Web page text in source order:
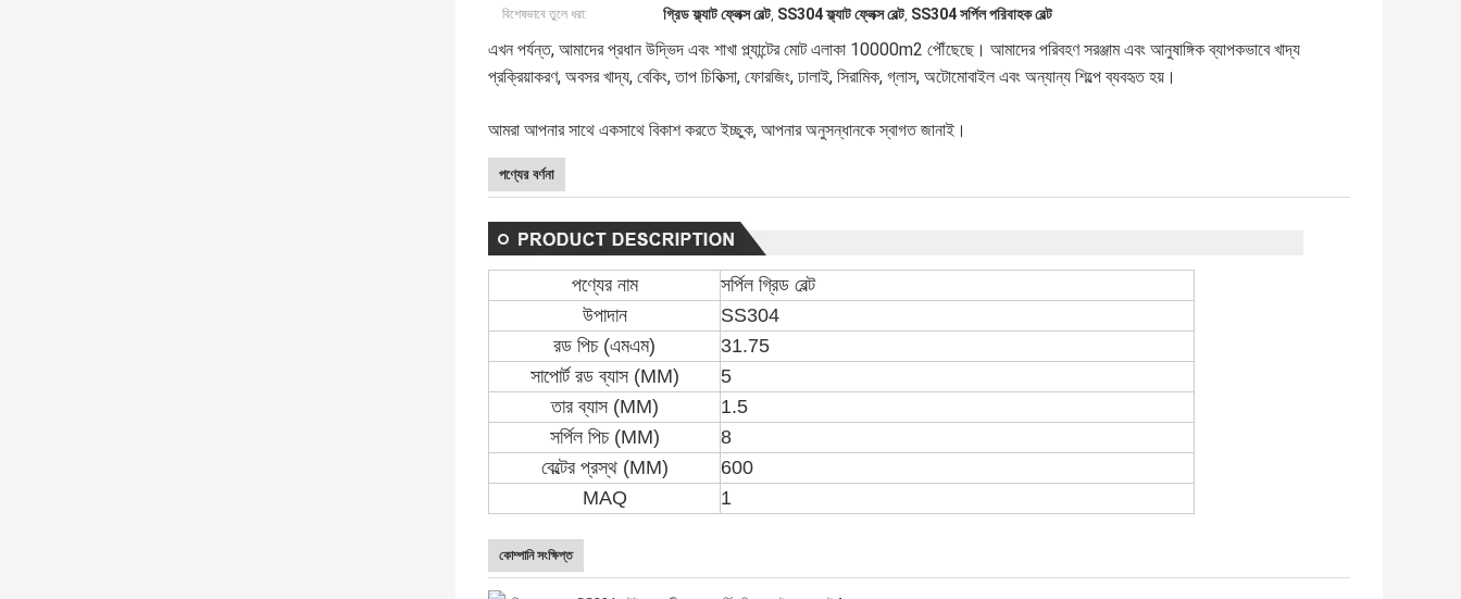
বিশেষভাবে তুলে ধরা: গ্রিড ফ্ল্যাট ফ্লেক্স বেল্ট, SS304 ফ্ল্যাট ফ্লেক্স বেল্ট, SS304 সর্পিল পরিবাহক বেল্ট
এখন পর্যন্ত, আমাদের প্রধান উদ্ভিদ এবং শাখা প্ল্যান্টের মোট এলাকা 10000m2 পৌঁছেছে। আমাদের পরিবহণ সরঞ্জাম এবং আনুষাঙ্গিক ব্যাপকভাবে খাদ্য
প্রক্রিয়াকরণ, অবসর খাদ্য, বেকিং, তাপ চিকিত্সা, ফোরজিং, ঢালাই, সিরামিক, গ্লাস, অটোমোবাইল এবং অন্যান্য শিল্পে ব্যবহৃত হয়।
আমরা আপনার সাথে একসাথে বিকাশ করতে ইচ্ছুক, আপনার অনুসন্ধানকে স্বাগত জানাই।
পণ্যের বর্ণনা
পণ্যের নাম
সর্পিল গ্রিড বেল্ট
উপাদান
SS304
রড পিচ (এমএম)
31.75
সাপোর্ট রড ব্যাস (MM)
5
তার ব্যাস (MM)
1.5
সর্পিল পিচ (MM)
8
বেল্টের প্রস্থ (MM)
600
MAQ
1
কোম্পানি সংক্ষিপ্ত